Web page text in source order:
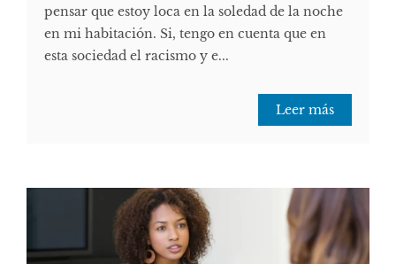
pensar que estoy loca en la soledad de la noche
en mi habitación. Si, tengo en cuenta que en
esta sociedad el racismo y e...
Leer más